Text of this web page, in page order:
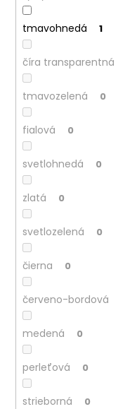
tmavohnedá 1
číra transparentná
tmavozelená 0
fialová 0
svetlohnedá 0
zlatá 0
svetlozelená 0
čierna 0
červeno-bordová
medená 0
perleťová 0
strieborná 0